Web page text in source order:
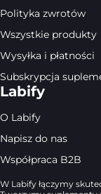
Polityka zwrotów
Wszystkie produkty
Wysyłka i płatności
Subskrypcja
Labify
O Labify
Napisz do nas
Współpraca B2B
W Labify łączymy